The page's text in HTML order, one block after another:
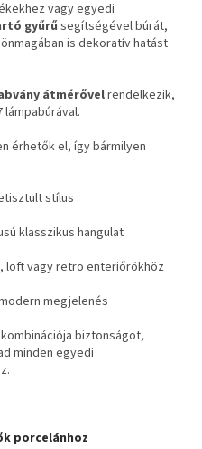
vagy egyedi
gyűrű segítségével búrát,
is dekoratív hatást
átmérővelrendelkezik,
érhetők el, így bármilyen
stílus
klasszikus hangulat
loft vagy retro enteriőrökhöz
megjelenés
biztonságot,
minden egyedi
porcelánhoz